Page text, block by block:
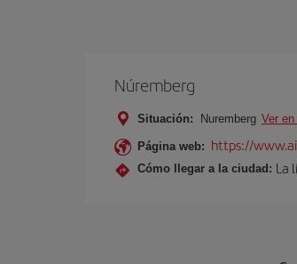
Núremberg
Situación: Nuremberg Ver
Página web: https://
Cómo llegar a la ciudad: La